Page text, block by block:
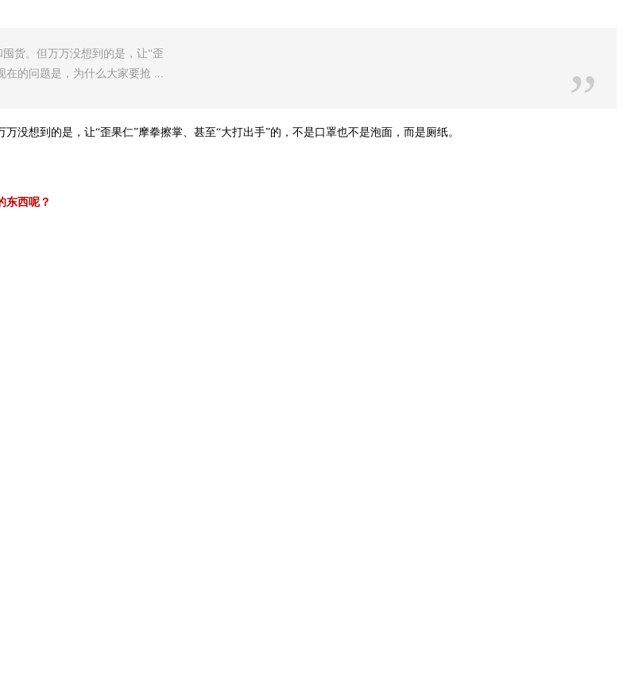
货。但万万没想到的是，让“歪
的问题是，为什么大家要抢 ...
”
没想到的是，让“歪果仁”摩拳擦掌、甚至“大打出手”的，不是口罩也不是泡面，而是厕纸。
东西呢？